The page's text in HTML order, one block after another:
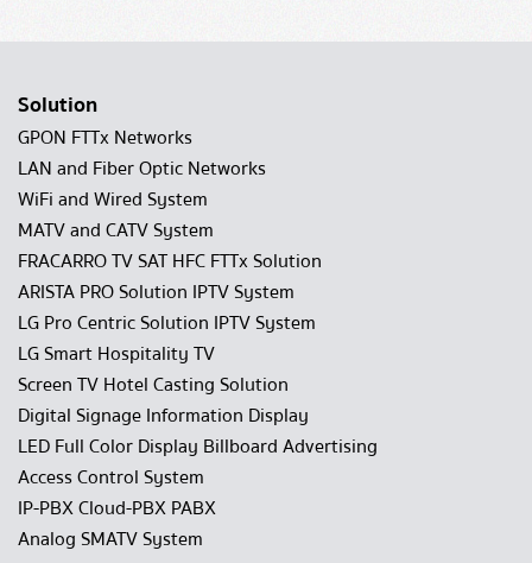
Solution
GPON FTTx Networks
LAN and Fiber Optic Networks
WiFi and Wired System
MATV and CATV System
FRACARRO TV SAT HFC FTTx Solution
ARISTA PRO Solution IPTV System
LG Pro Centric Solution IPTV System
LG Smart Hospitality TV
Screen TV Hotel Casting Solution
Digital Signage Information Display
LED Full Color Display Billboard Advertising
Access Control System
IP-PBX Cloud-PBX PABX
Analog SMATV System